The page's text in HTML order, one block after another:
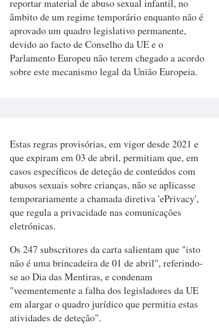
reportar material de abuso sexual infantil, no
âmbito de um regime temporário enquanto não é
aprovado um quadro legislativo permanente,
devido ao facto de Conselho da UE e o
Parlamento Europeu não terem chegado a acordo
sobre este mecanismo legal da União Europeia.
Estas regras provisórias, em vigor desde 2021 e
que expiram em 03 de abril, permitiam que, em
casos específicos de deteção de conteúdos com
abusos sexuais sobre crianças, não se aplicasse
temporariamente a chamada diretiva 'ePrivacy',
que regula a privacidade nas comunicações
eletrónicas.
Os 247 subscritores da carta salientam que "isto
não é uma brincadeira de 01 de abril", referindo-
se ao Dia das Mentiras, e condenam
"veementemente a falha dos legisladores da UE
em alargar o quadro jurídico que permitia estas
atividades de deteção".